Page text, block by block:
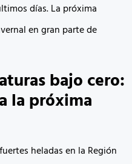
días. La próxima
en gran parte de
bajo cero:
la próxima
heladas en la Región